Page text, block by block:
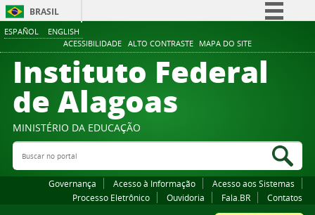
ESPAÑOL ENGLISH
ACESSIBILIDADE ALTO CONTRASTE MAPA DO SITE
BRASIL
Comunica BR
Participe
Canais
Instituto Federal
de Alagoas
MINISTÉRIO DA EDUCAÇÃO
Buscar no portal
Governança Acesso à Informação
Acesso aos Sistemas
Processo Eletrônico
Ouvidoria Fala.BR Contatos